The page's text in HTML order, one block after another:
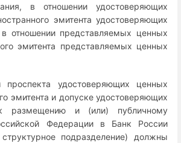
в отношении удостоверяющих
эмитента удостоверяющих
отношении представляемых ценных
эмитента представляемых ценных
проспекта удостоверяющих ценных
эмитента и допуске удостоверяющих
размещению и (или) публичному
Федерации в Банк России
подразделение) должны